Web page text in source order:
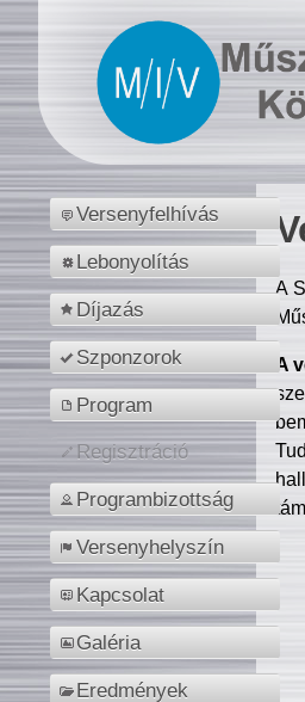
Versenyfelhívás
Lebonyolítás
Díjazás
Szponzorok
Program
Regisztráció
Programbizottság
Versenyhelyszín
Kapcsolat
Galéria
Eredmények
A
A